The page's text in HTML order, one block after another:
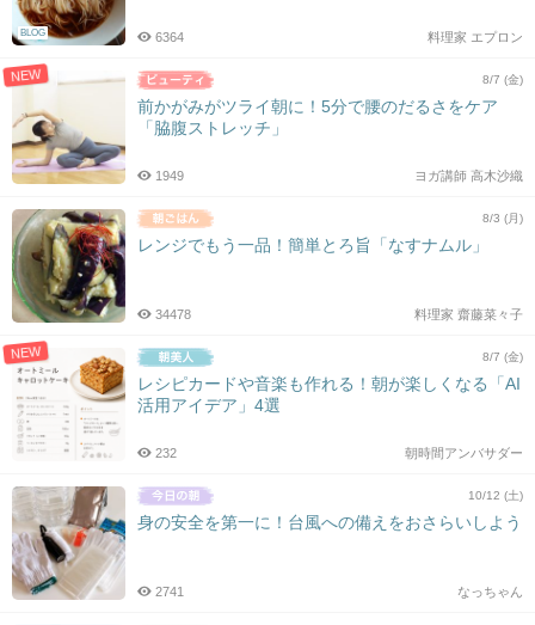
BLOG 料理家 エプロン
6364
NEW 8/7 (金)
前かがみがツライ朝に！5分で腰のだるさをケア
「脇腹ストレッチ」
ヨガ講師 高木沙織
1949
8/3 (月)
レンジでもう一品！簡単とろ旨「なすナムル」
料理家 齋藤菜々子
34478
NEW 8/7 (金)
レシピカードや音楽も作れる！朝が楽しくなる「AI
活用アイデア」4選
朝時間アンバサダー
232
10/12 (土)
身の安全を第一に！台風への備えをおさらいしよう
なっちゃん
2741